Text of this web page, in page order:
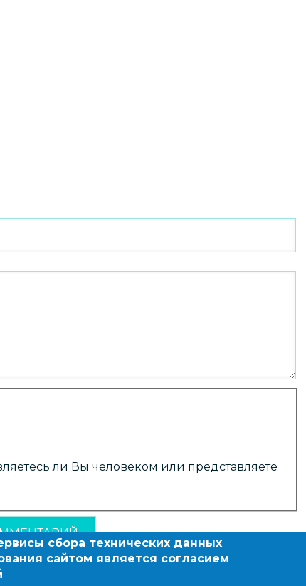
ли Вы человеком или представляете
сбора технических данных
сайтом является согласием